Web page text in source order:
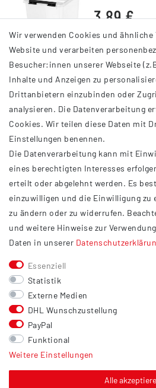
3,89 €
INFORMATIONEN
AGB
Impressum
Datenschutzerklärung
Widerrufsrecht
Barrierefreiheit
Service
Kontakt
Versand
Zahlung
Vertrag widerrufen
Sonstiges
Hinweis zur Entsorgung von
Wir verwenden Cookies und
Website und verarbeiten
Besucher:innen unserer Webseite
Inhalte und Anzeigen zu
Drittanbietern einzubinden oder
analysieren. Die Datenverarbeitung
Cookies. Wir teilen diese Daten mit
Einstellungen benennen.
Die Datenverarbeitung kann mit
eines berechtigten Interesses
erteilt oder abgelehnt werden. Es
einzuwilligen und die Einwilligung
zu ändern oder zu widerrufen.
und weitere Hinweise zur
Daten in unserer
Essenziell
Statistik
Externe Medien
DHL Wunschzustellung
PayPal
Funktional
Weitere Einstellungen
Alle